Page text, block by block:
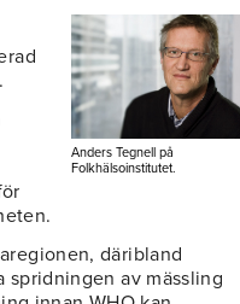
Anders Tegnell på
Folkhälsoinstitutet.
däribland
spridningen av mässling